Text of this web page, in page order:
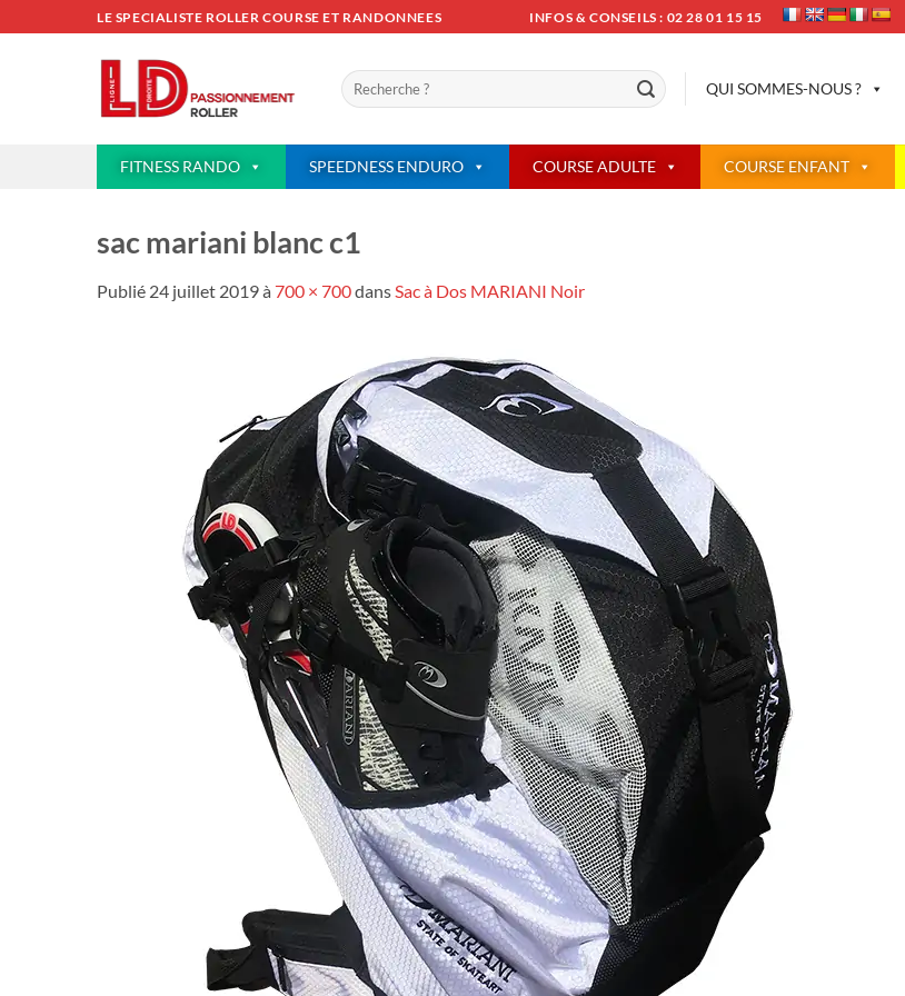
au
LE SPECIALISTE ROLLER COURSE ET RANDONNEES INFOS & CONSEILS : 02 28 01 15 15
Recherche
pour :
QUI SOMMES-NOUS ?
FITNESS RANDO SPEEDNESS ENDURO COURSE ADULTE COURSE ENFANT
sac mariani blanc c1
Publié 24 juillet 2019à 700 × 700dans Sac à Dos MARIANI Noir